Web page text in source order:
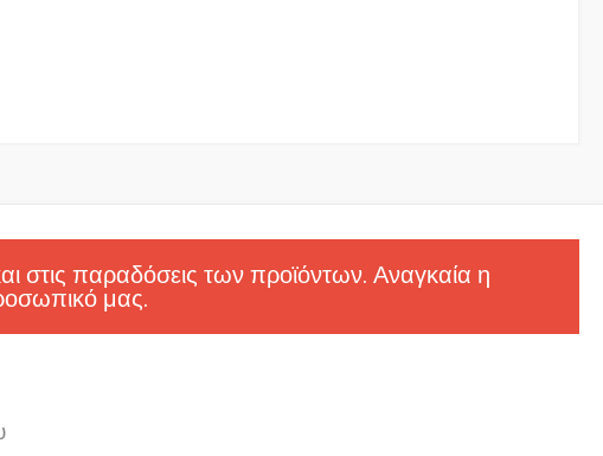
στις παραδόσεις των προϊόντων. Αναγκαία η
μας.